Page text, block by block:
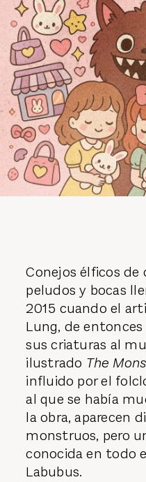
Conejos élficos de
peludos y bocas
2015 cuando el
Lung, de
sus criaturas al
ilustrado The
influido por el
al que se había
la obra, aparecen
monstruos, pero
conocida en todo
Labubus.